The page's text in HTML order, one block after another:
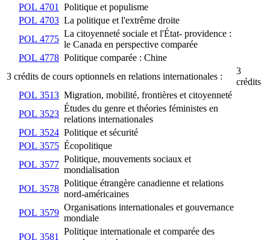
POL 4701 Politique et populisme
POL 4703 La politique et l'extrême droite
POL 4775
La citoyenneté sociale et l'État- providence :
le Canada en perspective comparée
POL 4778 Politique comparée : Chine
3 crédits de cours optionnels en relations internationales :
3
crédits
POL 3513 Migration, mobilité, frontières et citoyenneté
POL 3523
Études du genre et théories féministes en
relations internationales
POL 3524 Politique et sécurité
POL 3575 Écopolitique
POL 3577
Politique, mouvements sociaux et
mondialisation
POL 3578
Politique étrangère canadienne et relations
nord-américaines
POL 3579
Organisations internationales et gouvernance
mondiale
POL 3581
Politique internationale et comparée des